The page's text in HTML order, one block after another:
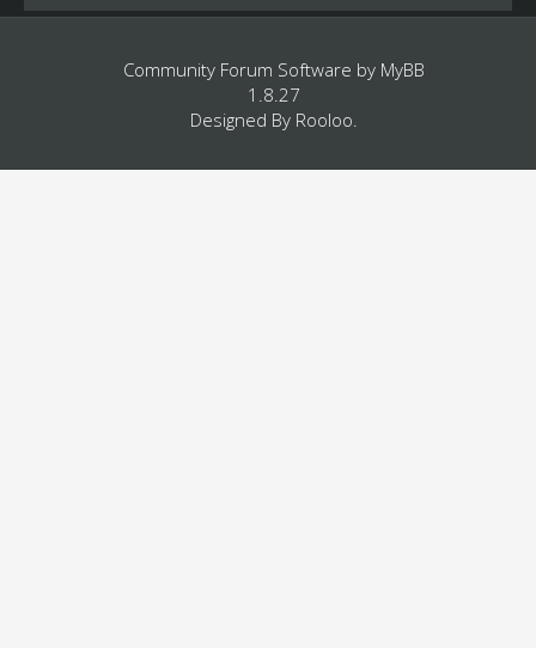
Community Forum Software by MyBB
1.8.27
Designed By Rooloo.